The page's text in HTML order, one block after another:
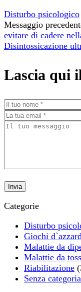
Disturbo psicologico
Messaggio
evitare di cadere
Disintossicazione
Lascia qui
Categorie
Disturbo
Giochi
Malattie da
Malattie da
Riabilitazione
Senza categoria